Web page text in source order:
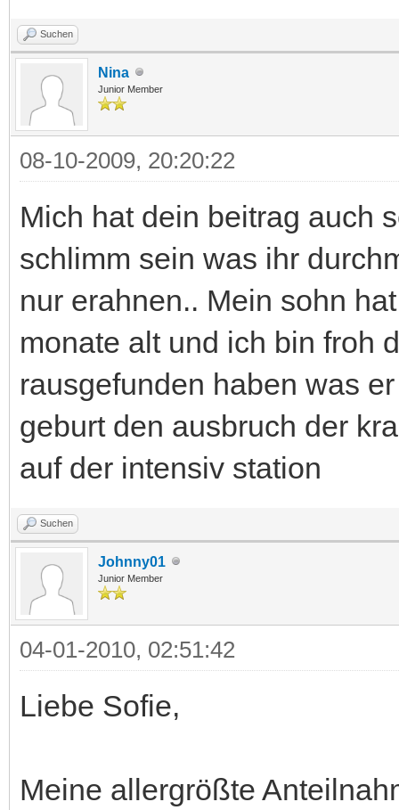
Suchen
Nina
Junior Member
08-10-2009, 20:20:22
Mich hat dein beitrag auch
schlimm sein was ihr
nur erahnen.. Mein sohn
monate alt und ich bin froh
rausgefunden haben was
geburt den ausbruch der
auf der intensiv station
Suchen
Johnny01
Junior Member
04-01-2010, 02:51:42
Liebe Sofie,
Meine allergrößte